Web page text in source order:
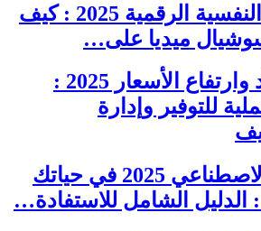
الصحة النفسية الرقمية 2025 : كيف
ميديا على…
الاقتصاد وارتفاع الأسعار 2025 :
للتوفير وإدارة
الذكاء الاصطناعي 2025 في حياتك
: الدليل الشامل للاستفادة…